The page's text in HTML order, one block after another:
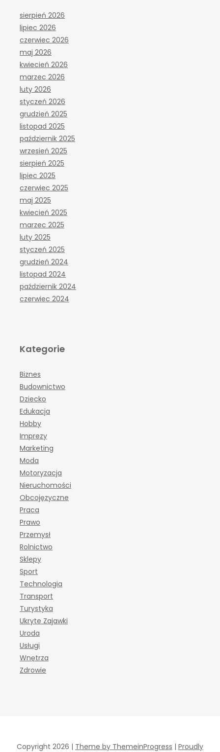
sierpień 2026
lipiec 2026
czerwiec 2026
maj 2026
kwiecień 2026
marzec 2026
luty 2026
styczeń 2026
grudzień 2025
listopad 2025
październik 2025
wrzesień 2025
sierpień 2025
lipiec 2025
czerwiec 2025
maj 2025
kwiecień 2025
marzec 2025
luty 2025
styczeń 2025
grudzień 2024
listopad 2024
październik 2024
czerwiec 2024
Kategorie
Biznes
Budownictwo
Dziecko
Edukacja
Hobby
Imprezy
Marketing
Moda
Motoryzacja
Nieruchomości
Obcojęzyczne
Praca
Prawo
Przemysł
Rolnictwo
Sklepy
Sport
Technologia
Transport
Turystyka
Ukryte Zajawki
Uroda
Usługi
Wnętrza
Zdrowie
Copyright 2026 | Theme by ThemeinProgress | Proudly